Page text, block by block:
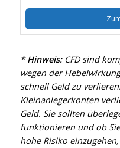
* Hinweis: CFD sind
wegen der
schnell Geld zu
Kleinanlegerkonten
Geld. Sie sollten
funktionieren und ob
hohe Risiko